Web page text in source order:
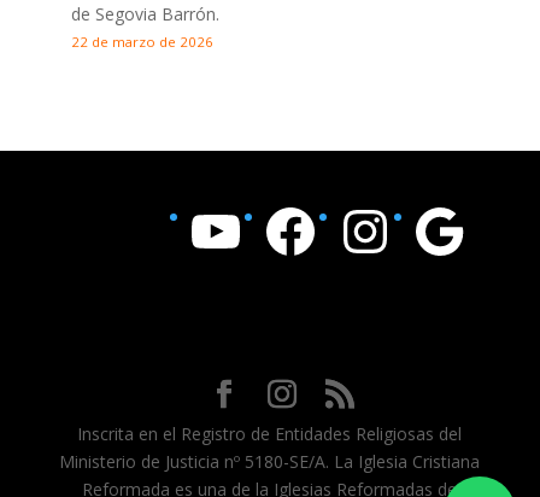
de Segovia Barrón.
22 de marzo de 2026
YouTube Facebook Instagram Google
Inscrita en el Registro de Entidades Religiosas del
Ministerio de Justicia nº 5180-SE/A. La Iglesia Cristiana
Reformada es una de la Iglesias Reformadas de